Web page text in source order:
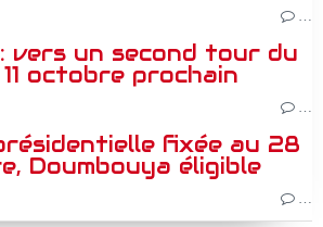
…
vers un second tour du
octobre prochain
…
fixée au 28
Doumbouya éligible
…